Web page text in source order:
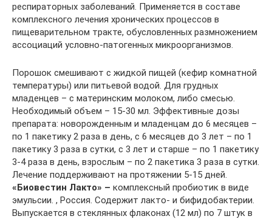
респираторных заболеваний. Применяется в составе
комплексного лечения хронических процессов в
пищеварительном тракте, обусловленных размножением
ассоциаций условно-патогенных микроорганизмов.
Порошок смешивают с жидкой пищей (кефир комнатной
температуры) или питьевой водой. Для грудных
младенцев – с материнским молоком, либо смесью.
Необходимый объем – 15-30 мл. Эффективные дозы
препарата: новорожденным и младенцам до 6 месяцев –
по 1 пакетику 2 раза в день, с 6 месяцев до 3 лет – по 1
пакетику 3 раза в сутки, с 3 лет и старше – по 1 пакетику
3-4 раза в день, взрослым – по 2 пакетика 3 раза в сутки.
Лечение поддерживают на протяжении 5-15 дней.
«Биовестин Лакто» – комплексный пробиотик в виде
эмульсии. , Россия. Содержит лакто- и бифидобактерии.
Выпускается в стеклянных флаконах (12 мл) по 7 штук в